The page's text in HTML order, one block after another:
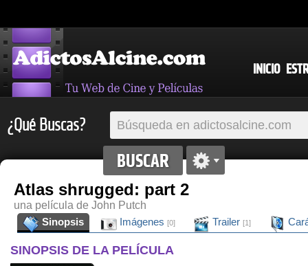
INICIO
¿Qué Buscas?
Atlas shrugged: part 2
una película de John Putch
Sinopsis
Imágenes [0] Trailer [1]
SINOPSIS DE LA PELÍCULA